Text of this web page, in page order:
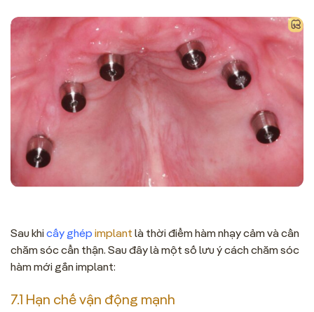
Sau khicấy ghép implant là thời điểm hàm nhạy cảm và cần
chăm sóc cẩn thận. Sau đây là một số lưu ý cách chăm sóc
hàm mới gắn implant:
7.1 Hạn chế vận động mạnh